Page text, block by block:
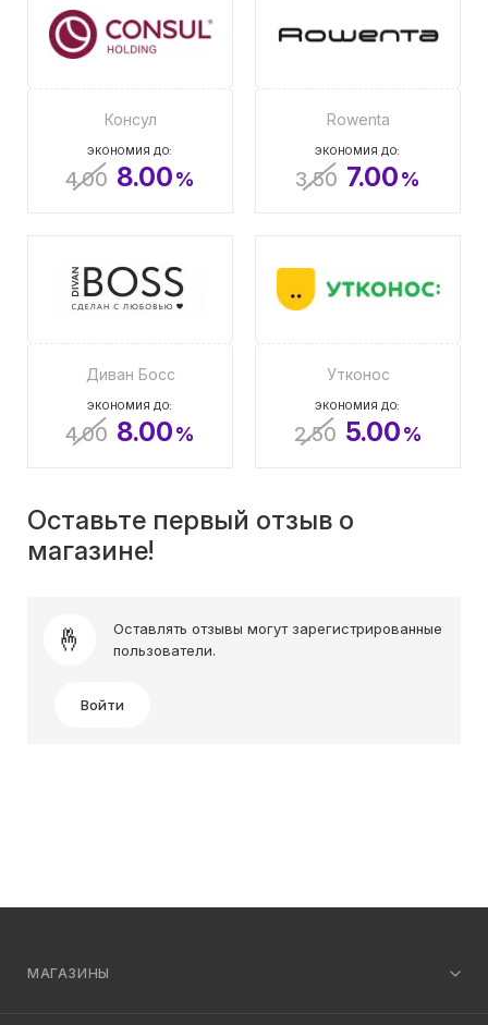
Консул
ЭКОНОМИЯ ДО:
4.00 8.00%
Rowenta
ЭКОНОМИЯ ДО:
3.50 7.00%
Диван Босс
ЭКОНОМИЯ ДО:
4.00 8.00%
Утконос
ЭКОНОМИЯ ДО:
2.50 5.00%
Оставьте первый отзыв о
магазине!
Оставлять отзывы могут зарегистрированные
пользователи.
Войти
МАГАЗИНЫ